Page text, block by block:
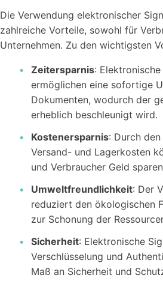
Die Verwendung elektronischer
zahlreiche Vorteile, sowohl für
Unternehmen. Zu den wichtigsten
Zeitersparnis:
ermöglichen eine sofortige
Dokumenten, wodurch der
erheblich beschleunigt wird.
Kostenersparnis: Durch
Versand- und Lagerkosten
und Verbraucher Geld
Umweltfreundlichkeit: Der
reduziert den ökologischen
zur Schonung der
Sicherheit: Elektronische
Verschlüsselung und
Maß an Sicherheit und